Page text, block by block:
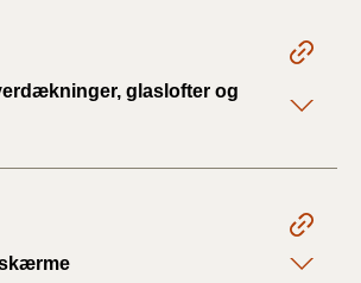
glaslofter og